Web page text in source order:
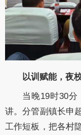
以训赋能，夜
当晚19时30
讲。分管副镇长申
工作短板，把各村